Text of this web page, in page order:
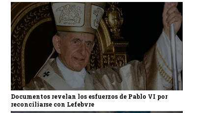
Documentos revelan los esfuerzos de Pablo VI por
reconciliarse con Lefebvre